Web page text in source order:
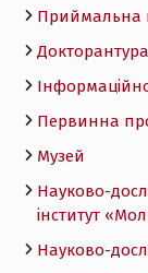
Приймальна
Докторантура
Первинна
Музей
Науково-
інститут
Науково-